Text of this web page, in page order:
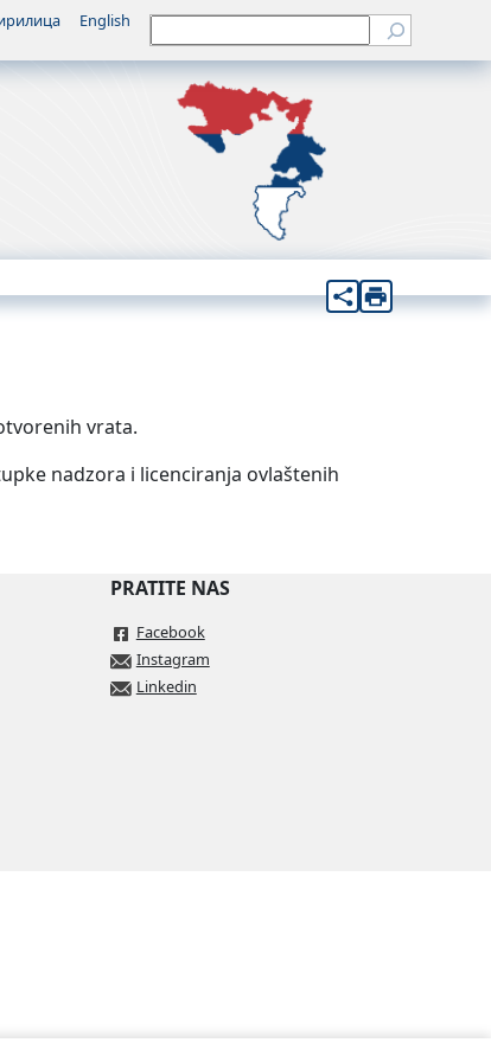
English Претрага
vrata.
nadzora i licenciranja ovlaštenih
PRATITE NAS
Facebook
Instagram
Linkedin